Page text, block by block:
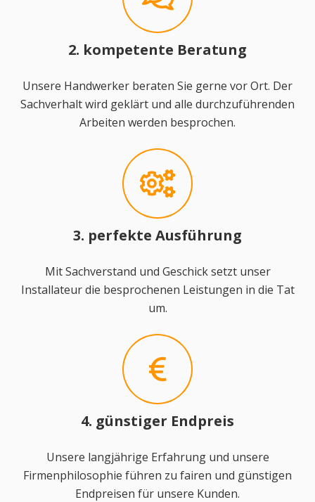
2. kompetente Beratung
Unsere Handwerker beraten Sie gerne vor Ort. Der
Sachverhalt wird geklärt und alle durchzuführenden
Arbeiten werden besprochen.
3. perfekte Ausführung
Mit Sachverstand und Geschick setzt unser
Installateur die besprochenen Leistungen in die Tat
um.
4. günstiger Endpreis
Unsere langjährige Erfahrung und unsere
Firmenphilosophie führen zu fairen und günstigen
Endpreisen für unsere Kunden.